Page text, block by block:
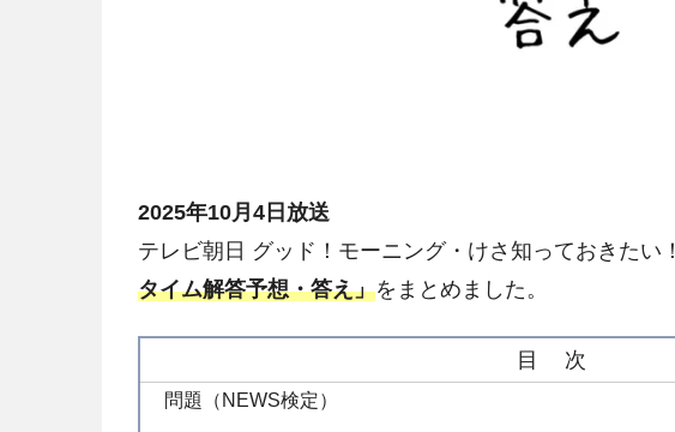
2025年10月4日放送
テレビ朝日 グッド！モーニング・けさ知っておきたい！
タイム解答予想・答え」をまとめました。
目 次
問題（NEWS検定）